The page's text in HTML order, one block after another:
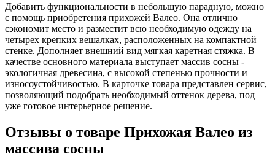
Добавить функциональности в небольшую парадную, можно
с помощь приобретения прихожей Валео. Она отлично
сэкономит место и разместит всю необходимую одежду на
четырех крепких вешалках, расположенных на компактной
стенке. Дополняет внешний вид мягкая каретная стяжка. В
качестве основного материала выступает массив сосны -
экологичная древесина, с высокой степенью прочности и
износоустойчивостью. В карточке товара представлен сервис,
позволяющий подобрать необходимый оттенок дерева, под
уже готовое интерьерное решение.
Отзывы о товаре Прихожая Валео из
массива сосны